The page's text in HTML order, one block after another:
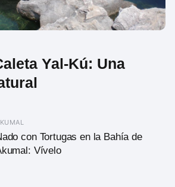
Yal-Kú: Una
con Tortugas en la Bahía de
Vívelo